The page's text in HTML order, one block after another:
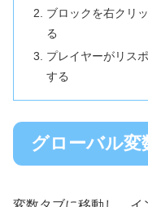
ブロックを右クリ
る
プレイヤーがリス
する
グローバル変